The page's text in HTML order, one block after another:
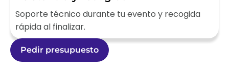
Soporte técnico durante tu evento y recogida
rápida al finalizar.
Pedir presupuesto